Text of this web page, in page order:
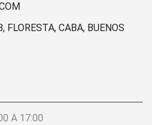
FLORESTA, CABA, BUENOS
A 17:00